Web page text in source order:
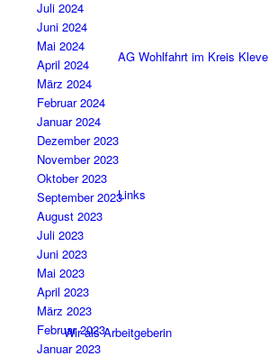
AG Wohlfahrt im Kreis Kleve
Links
Wir als Arbeitgeberin
Juli 2024
Juni 2024
Mai 2024
April 2024
März 2024
Februar 2024
Januar 2024
Dezember 2023
November 2023
Oktober 2023
September 2023
August 2023
Juli 2023
Juni 2023
Mai 2023
April 2023
März 2023
Februar 2023
Januar 2023